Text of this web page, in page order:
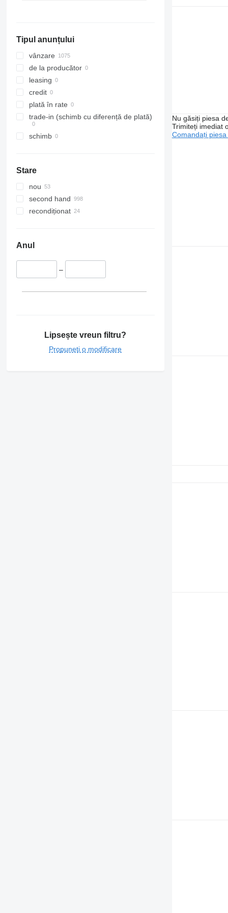
Tipul anunțului
vânzare
de la producător
leasing
credit
plată în rate
trade-in (schimb cu diferență de plată)
schimb
Stare
nou
second hand
recondiționat
Anul
–
Lipsește vreun filtru?
Propuneți o modificare
Nu găsiți piesa
Trimiteți imediat
Comandați